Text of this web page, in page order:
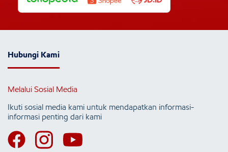
Hubungi Kami
Melalui Sosial Media
Ikuti sosial media kami untuk mendapatkan informasi-
informasi penting dari kami